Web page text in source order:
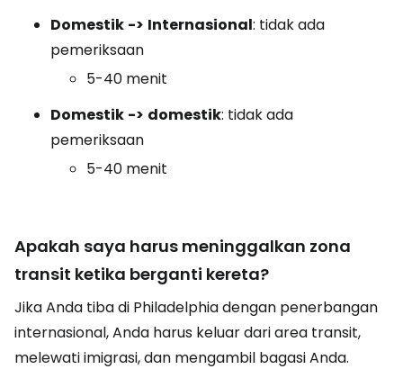
Domestik -> Internasional: tidak ada
pemeriksaan
5-40 menit
Domestik -> domestik: tidak ada
pemeriksaan
5-40 menit
Apakah saya harus meninggalkan zona
transit ketika berganti kereta?
Jika Anda tiba di Philadelphia dengan penerbangan
internasional, Anda harus keluar dari area transit,
melewati imigrasi, dan mengambil bagasi Anda.